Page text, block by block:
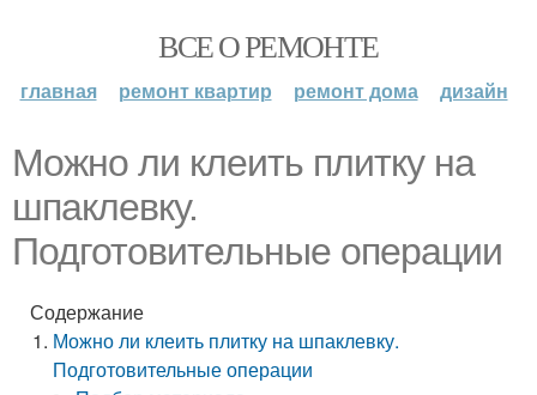
ВСЕ О РЕМОНТЕ
главная ремонт квартир ремонт дома дизайн
Можно ли клеить плитку на
шпаклевку.
Подготовительные операции
Содержание
Можно ли клеить плитку на шпаклевку.
Подготовительные операции